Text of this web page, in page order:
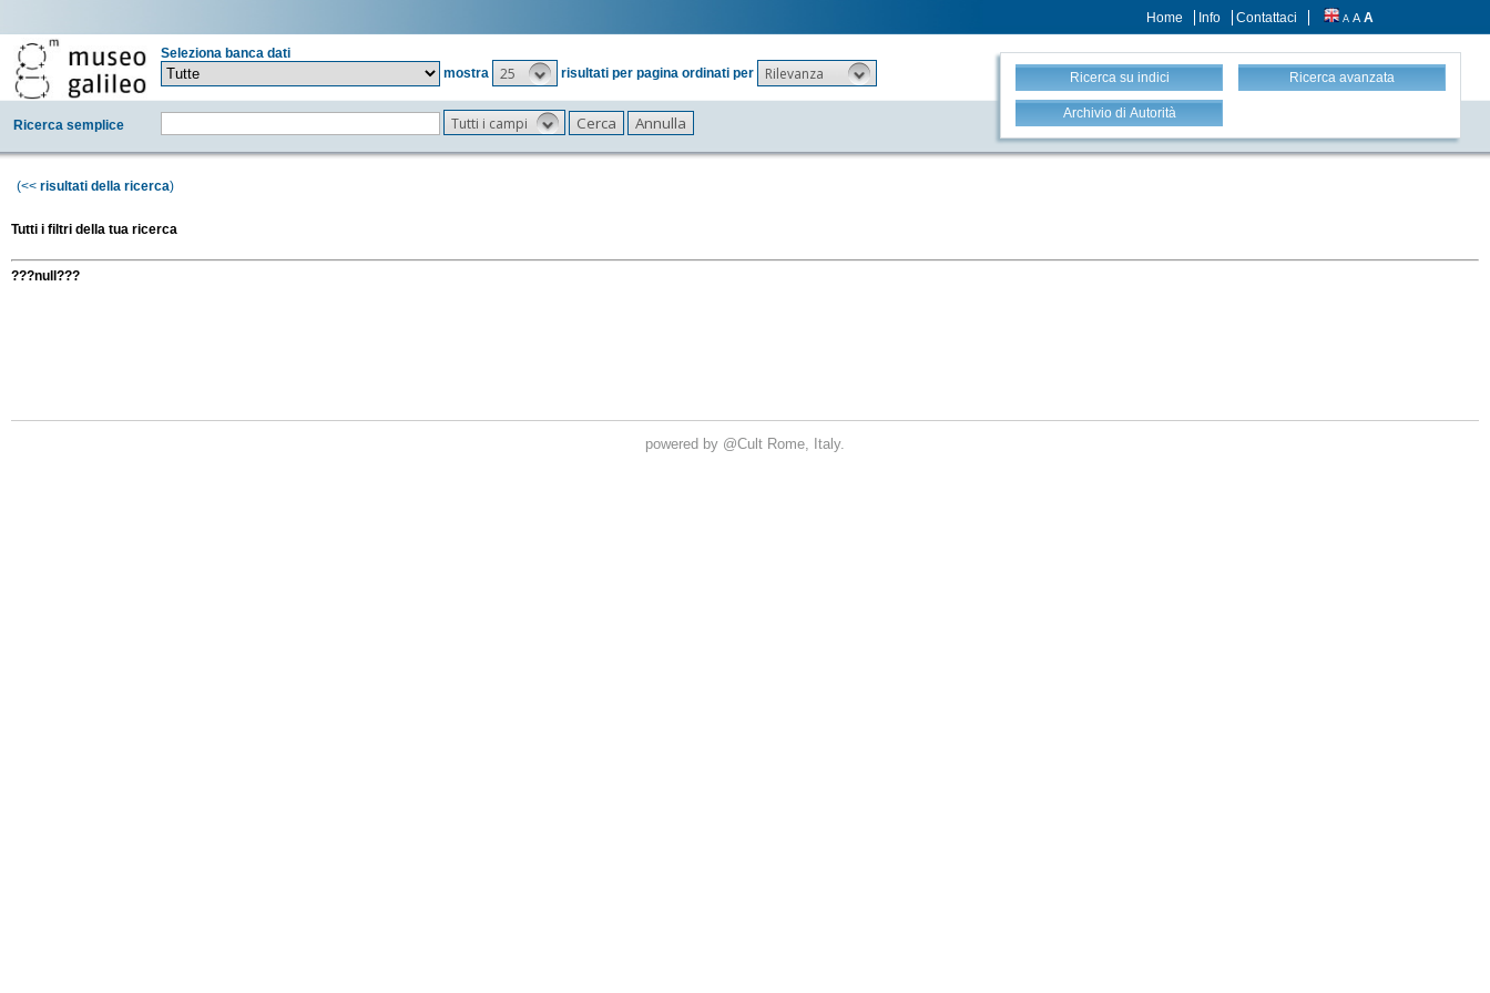
Home Info Contattaci A A A
Seleziona banca dati
mostra
25 risultati per pagina ordinati per Rilevanza
Ricerca semplice Tutti i campi
Ricerca su indici Ricerca avanzata
Archivio di Autorità
(<< risultati della ricerca)
Tutti i filtri della tua ricerca
???null???
powered by @Cult Rome, Italy.